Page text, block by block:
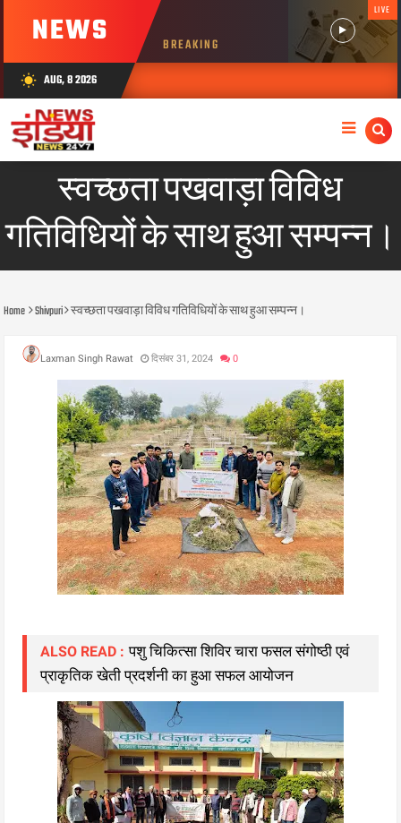
NEWS BREAKING
LIVE
wb_sunny AUG, 8 2026
स्वच्छता पखवाड़ा विविध
गतिविधियों के साथ हुआ सम्पन्न।
Home Shivpuri स्वच्छता पखवाड़ा विविध गतिविधियों के साथ हुआ सम्पन्न।
Laxman Singh Rawat दिसंबर 31, 2024 0
ALSO READ : पशु चिकित्सा शिविर चारा फसल संगोष्ठी एवं
प्राकृतिक खेती प्रदर्शनी का हुआ सफल आयोजन